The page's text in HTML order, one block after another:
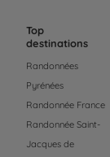
Top
destinations
Randonnées
Pyrénées
Randonnée France
Randonnée Saint-
Jacques de